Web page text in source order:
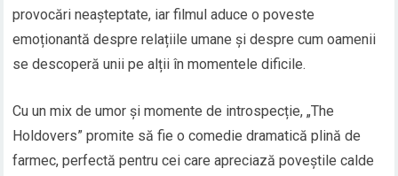
provocări neașteptate, iar filmul aduce o poveste
emoționantă despre relațiile umane și despre cum oamenii
se descoperă unii pe alții în momentele dificile.
Cu un mix de umor și momente de introspecție, „The
Holdovers” promite să fie o comedie dramatică plină de
farmec, perfectă pentru cei care apreciază poveștile calde